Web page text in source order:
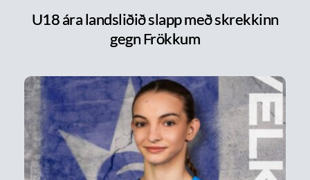
U18 ára landsliðið slapp með skrekkinn
gegn Frökkum